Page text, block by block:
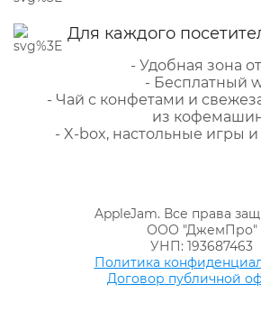
Для каждого
- Удобная зона
- Бесплатный
- Чай с конфетами и
из
- X-box, настольные игры
AppleJam. Все права
ООО "ДжемПро"
УНП: 193687463
Политика
Договор публичной